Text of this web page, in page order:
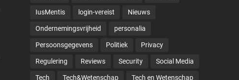
IusMentis login-vereist Nieuws
Ondernemingsvrijheid personalia
Persoonsgegevens Politiek Privacy
Regulering Reviews Security Social Media
Tech Tech&Wetenschap Tech en Wetenschap